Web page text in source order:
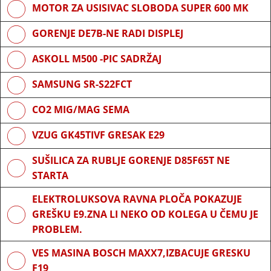
MOTOR ZA USISIVAC SLOBODA SUPER 600 MK
GORENJE DE7B-NE RADI DISPLEJ
ASKOLL M500 -PIC SADRŽAJ
SAMSUNG SR-S22FCT
CO2 MIG/MAG SEMA
VZUG GK45TIVF GRESAK E29
SUŠILICA ZA RUBLJE GORENJE D85F65T NE
STARTA
ELEKTROLUKSOVA RAVNA PLOČA POKAZUJE
GREŠKU E9.ZNA LI NEKO OD KOLEGA U ČEMU JE
PROBLEM.
VES MASINA BOSCH MAXX7,IZBACUJE GRESKU
F19